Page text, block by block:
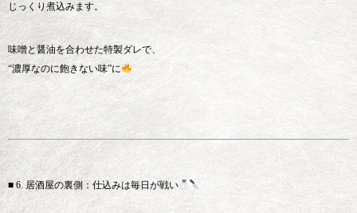
じっくり煮込みます。
味噌と醤油を合わせた特製ダレで、
“濃厚なのに飽きない味”に
■ 6. 居酒屋の裏側：仕込みは毎日が戦い